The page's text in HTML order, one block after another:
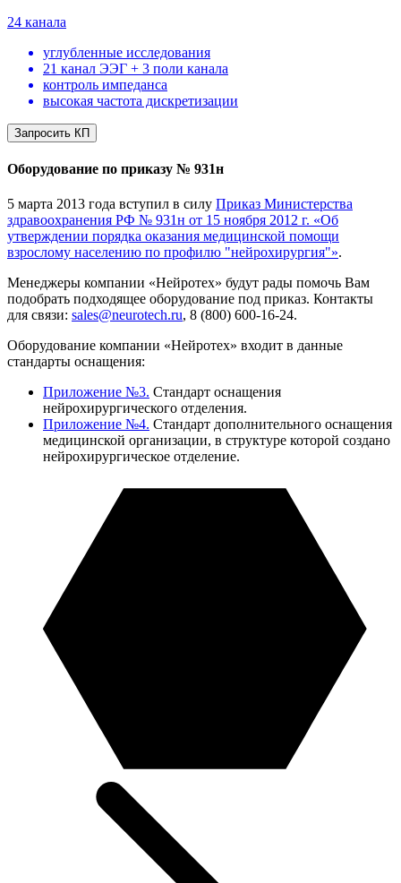
24 канала
углубленные исследования
21 канал ЭЭГ + 3 поли канала
контроль импеданса
высокая частота дискретизации
Запросить КП
Оборудование по приказу № 931н
5 марта 2013 года вступил в силу Приказ Министерства
здравоохранения РФ № 931н от 15 ноября 2012 г. «Об
утверждении порядка оказания медицинской помощи
взрослому населению по профилю "нейрохирургия"».
Менеджеры компании «Нейротех» будут рады помочь Вам
подобрать подходящее оборудование под приказ. Контакты
для связи: sales@neurotech.ru, 8 (800) 600-16-24.
Оборудование компании «Нейротех» входит в данные
стандарты оснащения:
Приложение №3. Стандарт оснащения
нейрохирургического отделения.
Приложение №4. Стандарт дополнительного оснащения
медицинской организации, в структуре которой создано
нейрохирургическое отделение.